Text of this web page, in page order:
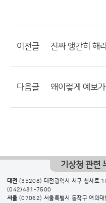
이전글 진짜 앵간히 해
다음글 왜이렇게 예보
기상청 관련
대전 (35208) 대전광역시 서구 청사로
(042)481-7500
서울 (07062) 서울특별시 동작구 여의